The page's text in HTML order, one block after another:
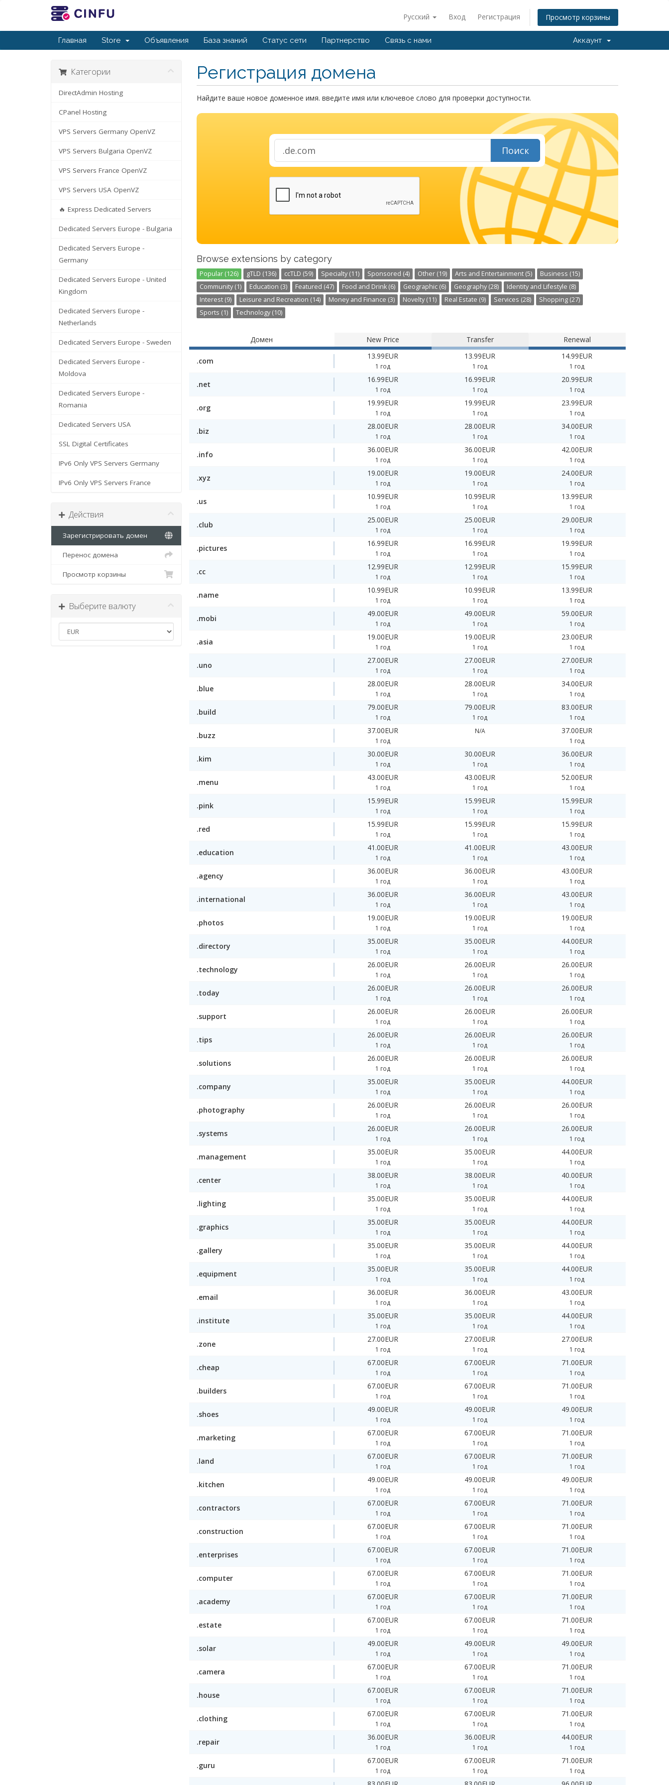
Русский Вход Регистрация Просмотр корзины
Главная Store Объявления База знаний Статус сети Партнерство Связь с нами Аккаунт
Регистрация домена
Категории
DirectAdmin Hosting
CPanel Hosting
VPS Servers Germany OpenVZ
VPS Servers Bulgaria OpenVZ
VPS Servers France OpenVZ
VPS Servers USA OpenVZ
🔥 Express Dedicated Servers
Dedicated Servers Europe - Bulgaria
Dedicated Servers Europe -
Germany
Dedicated Servers Europe - United
Kingdom
Dedicated Servers Europe -
Netherlands
Dedicated Servers Europe - Sweden
Dedicated Servers Europe -
Moldova
Dedicated Servers Europe -
Romania
Dedicated Servers USA
SSL Digital Certificates
IPv6 Only VPS Servers Germany
IPv6 Only VPS Servers France
Действия
Зарегистрировать домен
Перенос домена
Просмотр корзины
Выберите валюту
Найдите ваше новое доменное имя. введите имя или ключевое слово для проверки доступности.
Поиск
Browse extensions by category
Popular (126) gTLD (136) ccTLD (59) Specialty (11) Sponsored (4) Other (19) Arts and Entertainment (5)
Business (15)
Community (1)
Education (3) Featured (47) Food and Drink (6) Geographic (6) Geography (28)
Identity and Lifestyle (8)
Interest (9)
Leisure and Recreation (14) Money and Finance (3) Novelty (11) Real Estate (9) Services (28)
Shopping (27)
Sports (1)
Technology (10)
Домен New Price Transfer Renewal
.com
13.99EUR
1 год
13.99EUR
1 год
14.99EUR
1 год
.net
16.99EUR
1 год
16.99EUR
1 год
20.99EUR
1 год
.org
19.99EUR
1 год
19.99EUR
1 год
23.99EUR
1 год
.biz
28.00EUR
1 год
28.00EUR
1 год
34.00EUR
1 год
.info
36.00EUR
1 год
36.00EUR
1 год
42.00EUR
1 год
.xyz
19.00EUR
1 год
19.00EUR
1 год
24.00EUR
1 год
.us
10.99EUR
1 год
10.99EUR
1 год
13.99EUR
1 год
.club
25.00EUR
1 год
25.00EUR
1 год
29.00EUR
1 год
.pictures
16.99EUR
1 год
16.99EUR
1 год
19.99EUR
1 год
.cc
12.99EUR
1 год
12.99EUR
1 год
15.99EUR
1 год
.name
10.99EUR
1 год
10.99EUR
1 год
13.99EUR
1 год
.mobi
49.00EUR
1 год
49.00EUR
1 год
59.00EUR
1 год
.asia
19.00EUR
1 год
19.00EUR
1 год
23.00EUR
1 год
.uno
27.00EUR
1 год
27.00EUR
1 год
27.00EUR
1 год
.blue
28.00EUR
1 год
28.00EUR
1 год
34.00EUR
1 год
.build
79.00EUR
1 год
79.00EUR
1 год
83.00EUR
1 год
.buzz
37.00EUR
1 год
N/A 37.00EUR
1 год
.kim
30.00EUR
1 год
30.00EUR
1 год
36.00EUR
1 год
.menu
43.00EUR
1 год
43.00EUR
1 год
52.00EUR
1 год
.pink
15.99EUR
1 год
15.99EUR
1 год
15.99EUR
1 год
.red
15.99EUR
1 год
15.99EUR
1 год
15.99EUR
1 год
.education
41.00EUR
1 год
41.00EUR
1 год
43.00EUR
1 год
.agency
36.00EUR
1 год
36.00EUR
1 год
43.00EUR
1 год
.international
36.00EUR
1 год
36.00EUR
1 год
43.00EUR
1 год
.photos
19.00EUR
1 год
19.00EUR
1 год
19.00EUR
1 год
.directory
35.00EUR
1 год
35.00EUR
1 год
44.00EUR
1 год
.technology
26.00EUR
1 год
26.00EUR
1 год
26.00EUR
1 год
.today
26.00EUR
1 год
26.00EUR
1 год
26.00EUR
1 год
.support
26.00EUR
1 год
26.00EUR
1 год
26.00EUR
1 год
.tips
26.00EUR
1 год
26.00EUR
1 год
26.00EUR
1 год
.solutions
26.00EUR
1 год
26.00EUR
1 год
26.00EUR
1 год
.company
35.00EUR
1 год
35.00EUR
1 год
44.00EUR
1 год
.photography
26.00EUR
1 год
26.00EUR
1 год
26.00EUR
1 год
.systems
26.00EUR
1 год
26.00EUR
1 год
26.00EUR
1 год
.management
35.00EUR
1 год
35.00EUR
1 год
44.00EUR
1 год
.center
38.00EUR
1 год
38.00EUR
1 год
40.00EUR
1 год
.lighting
35.00EUR
1 год
35.00EUR
1 год
44.00EUR
1 год
.graphics
35.00EUR
1 год
35.00EUR
1 год
44.00EUR
1 год
.gallery
35.00EUR
1 год
35.00EUR
1 год
44.00EUR
1 год
.equipment
35.00EUR
1 год
35.00EUR
1 год
44.00EUR
1 год
.email
36.00EUR
1 год
36.00EUR
1 год
43.00EUR
1 год
.institute
35.00EUR
1 год
35.00EUR
1 год
44.00EUR
1 год
.zone
27.00EUR
1 год
27.00EUR
1 год
27.00EUR
1 год
.cheap
67.00EUR
1 год
67.00EUR
1 год
71.00EUR
1 год
.builders
67.00EUR
1 год
67.00EUR
1 год
71.00EUR
1 год
.shoes
49.00EUR
1 год
49.00EUR
1 год
49.00EUR
1 год
.marketing
67.00EUR
1 год
67.00EUR
1 год
71.00EUR
1 год
.land
67.00EUR
1 год
67.00EUR
1 год
71.00EUR
1 год
.kitchen
49.00EUR
1 год
49.00EUR
1 год
49.00EUR
1 год
.contractors
67.00EUR
1 год
67.00EUR
1 год
71.00EUR
1 год
.construction
67.00EUR
1 год
67.00EUR
1 год
71.00EUR
1 год
.enterprises
67.00EUR
1 год
67.00EUR
1 год
71.00EUR
1 год
.computer
67.00EUR
1 год
67.00EUR
1 год
71.00EUR
1 год
.academy
67.00EUR
1 год
67.00EUR
1 год
71.00EUR
1 год
.estate
67.00EUR
1 год
67.00EUR
1 год
71.00EUR
1 год
.solar
49.00EUR
1 год
49.00EUR
1 год
49.00EUR
1 год
.camera
67.00EUR
1 год
67.00EUR
1 год
71.00EUR
1 год
.house
67.00EUR
1 год
67.00EUR
1 год
71.00EUR
1 год
.clothing
67.00EUR
1 год
67.00EUR
1 год
71.00EUR
1 год
.repair
36.00EUR
1 год
36.00EUR
1 год
44.00EUR
1 год
.guru
67.00EUR
1 год
67.00EUR
1 год
71.00EUR
1 год